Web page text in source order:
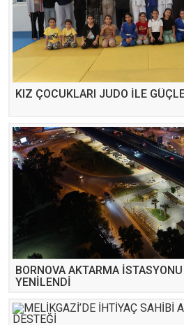
KIZ ÇOCUKLARI JUDO İLE
BORNOVA AKTARMA
YENİLENDİ